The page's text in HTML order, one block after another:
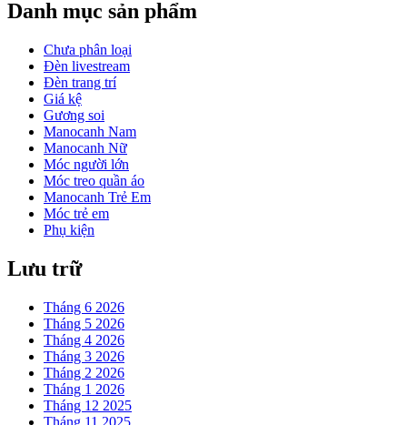
Danh mục sản phẩm
Chưa phân loại
Đèn livestream
Đèn trang trí
Giá kệ
Gương soi
Manocanh Nam
Manocanh Nữ
Móc người lớn
Móc treo quần áo
Manocanh Trẻ Em
Móc trẻ em
Phụ kiện
Lưu trữ
Tháng 6 2026
Tháng 5 2026
Tháng 4 2026
Tháng 3 2026
Tháng 2 2026
Tháng 1 2026
Tháng 12 2025
Tháng 11 2025